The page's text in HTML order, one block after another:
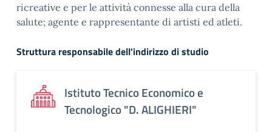
ricreative e per le attività connesse alla cura della
salute; agente e rappresentante di artisti ed atleti.
Struttura responsabile dell'indirizzo di studio
Istituto Tecnico Economico e
Tecnologico "D. ALIGHIERI"